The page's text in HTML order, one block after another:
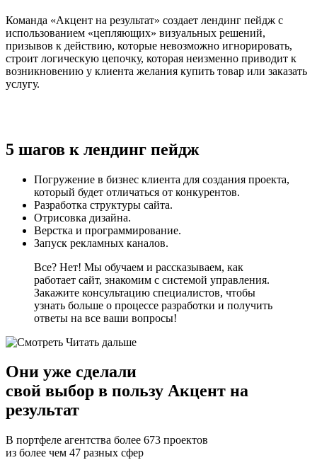
Команда «Акцент на результат» создает лендинг пейдж с
использованием «цепляющих» визуальных решений,
призывов к действию, которые невозможно игнорировать,
строит логическую цепочку, которая неизменно приводит к
возникновению у клиента желания купить товар или заказать
услугу.
5 шагов к лендинг пейдж
Погружение в бизнес клиента для создания проекта,
который будет отличаться от конкурентов.
Разработка структуры сайта.
Отрисовка дизайна.
Верстка и программирование.
Запуск рекламных каналов.
Все? Нет! Мы обучаем и рассказываем, как
работает сайт, знакомим с системой управления.
Закажите консультацию специалистов, чтобы
узнать больше о процессе разработки и получить
ответы на все ваши вопросы!
Читать дальше
Они уже сделали
свой выбор в пользу Акцент на
результат
В портфеле агентства более 673 проектов
из более чем 47 разных сфер